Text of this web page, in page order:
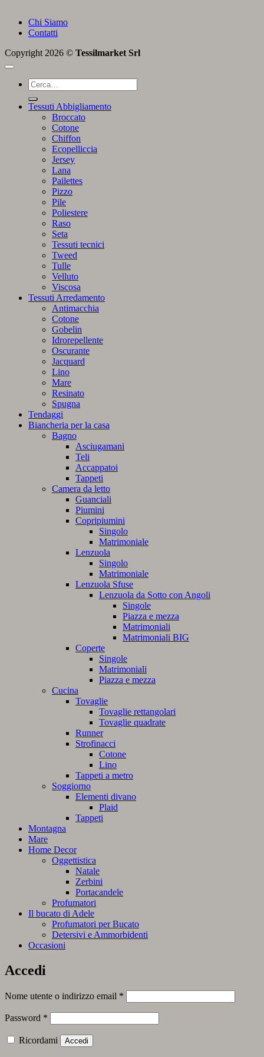
Chi Siamo
Contatti
Copyright 2026 © Tessilmarket Srl
Cerca:
Tessuti Abbigliamento
Broccato
Cotone
Chiffon
Ecopelliccia
Jersey
Lana
Pailettes
Pizzo
Pile
Poliestere
Raso
Seta
Tessuti tecnici
Tweed
Tulle
Velluto
Viscosa
Tessuti Arredamento
Antimacchia
Cotone
Gobelin
Idrorepellente
Oscurante
Jacquard
Lino
Mare
Resinato
Spugna
Tendaggi
Biancheria per la casa
Bagno
Asciugamani
Teli
Accappatoi
Tappeti
Camera da letto
Guanciali
Piumini
Copripiumini
Singolo
Matrimoniale
Lenzuola
Singolo
Matrimoniale
Lenzuola Sfuse
Lenzuola da Sotto con Angoli
Singole
Piazza e mezza
Matrimoniali
Matrimoniali BIG
Coperte
Singole
Matrimoniali
Piazza e mezza
Cucina
Tovaglie
Tovaglie rettangolari
Tovaglie quadrate
Runner
Strofinacci
Cotone
Lino
Tappeti a metro
Soggiorno
Elementi divano
Plaid
Tappeti
Montagna
Mare
Home Decor
Oggettistica
Natale
Zerbini
Portacandele
Profumatori
Il bucato di Adele
Profumatori per Bucato
Detersivi e Ammorbidenti
Occasioni
Accedi
Nome utente o indirizzo email *
Password *
Ricordami Accedi